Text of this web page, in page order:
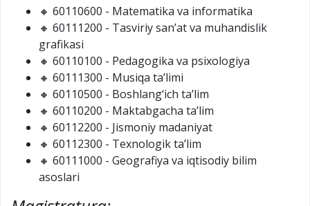
🔸 60110600 - Matematika va informatika
🔸 60111200 - Tasviriy san’at va muhandislik
grafikasi
🔸 60110100 - Pedagogika va psixologiya
🔸 60111300 - Musiqa ta’limi
🔸 60110500 - Boshlang‘ich ta’lim
🔸 60110200 - Maktabgacha ta’lim
🔸 60112200 - Jismoniy madaniyat
🔸 60112300 - Texnologik ta’lim
🔸 60111000 - Geografiya va iqtisodiy bilim
asoslari